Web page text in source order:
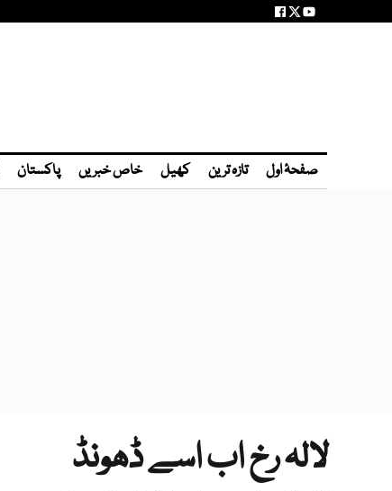
صفحۂ اول تازہ ترین کھیل خاص خبریں پاکستان
لالہ رخ اب اسے ڈھونڈ